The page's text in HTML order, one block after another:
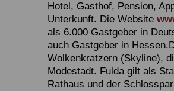
Hotel, Gasthof, Pension,
Unterkunft. Die Website
als 6.000 Gastgeber in
auch Gastgeber in
Wolkenkratzern (Skyline),
Modestadt. Fulda gilt als
Rathaus und der